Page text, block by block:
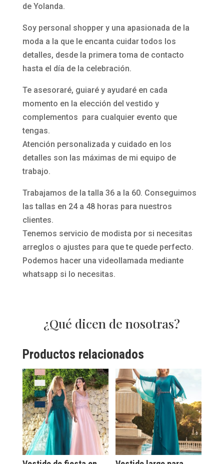
de Yolanda.
Soy personal shopper y una apasionada de la
moda a la que le encanta cuidar todos los
detalles, desde la primera toma de contacto
hasta el día de la celebración.
Te asesoraré, guiaré y ayudaré en cada
momento en la elección del vestido y
complementos para cualquier evento que
tengas.
Atención personalizada y cuidado en los
detalles son las máximas de mi equipo de
trabajo.
Trabajamos de la talla 36 a la 60. Conseguimos
las tallas en 24 a 48 horas para nuestros
clientes.
Tenemos servicio de modista por si necesitas
arreglos o ajustes para que te quede perfecto.
Podemos hacer una videollamada mediante
whatsapp si lo necesitas.
¿Qué dicen de nosotras?
Productos relacionados